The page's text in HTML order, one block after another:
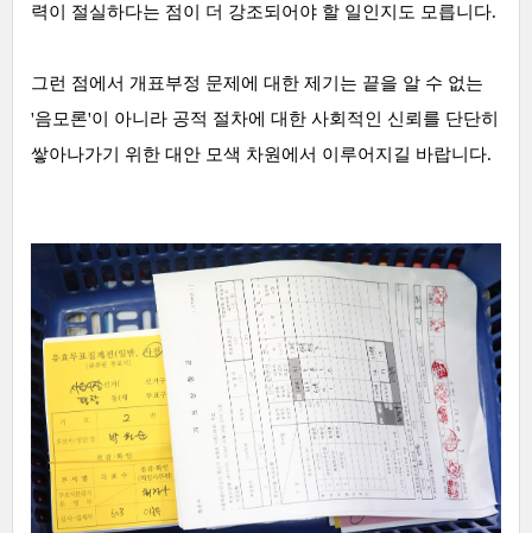
력이 절실하다는 점이 더 강조되어야 할 일인지도 모릅니다.
그런 점에서 개표부정 문제에 대한 제기는 끝을 알 수 없는
'음모론'이 아니라 공적 절차에 대한 사회적인 신뢰를 단단히
쌓아나가기 위한 대안 모색 차원에서 이루어지길 바랍니다.